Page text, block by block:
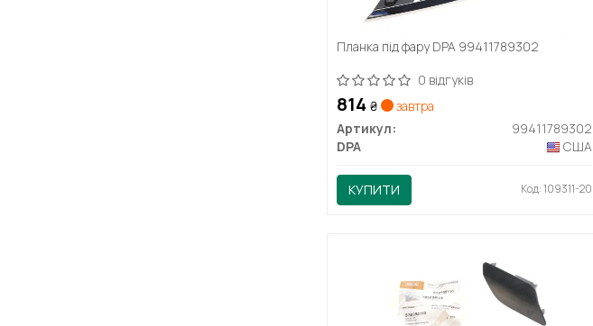
Планка під фару DPA 99411789302
0 відгуків
814 ₴
завтра
Артикул:
99411789302
DPA
США
КУПИТИ Код: 109311-20